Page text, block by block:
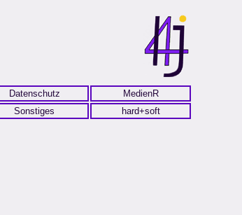
Datenschutz
MedienR
Sonstiges hard+soft